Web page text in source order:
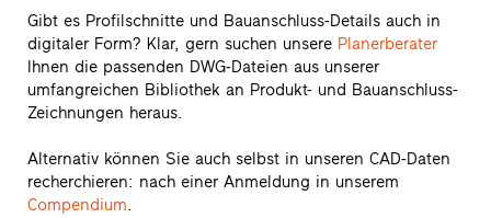
Gibt es Profilschnitte und Bauanschluss-Details auch in
digitaler Form? Klar, gern suchen unsere Planerberater
Ihnen die passenden DWG-Dateien aus unserer
umfangreichen Bibliothek an Produkt- und Bauanschluss-
Zeichnungen heraus.
Alternativ können Sie auch selbst in unseren CAD-Daten
recherchieren: nach einer Anmeldung in unserem
Compendium.